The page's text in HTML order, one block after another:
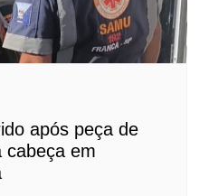
após peça de
cabeça em